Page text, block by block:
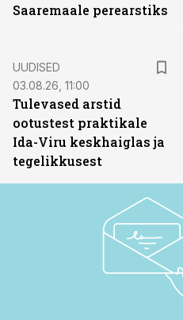
Saaremaale perearstiks
UUDISED
03.08.26, 11:00
Tulevased arstid
ootustest praktikale
Ida-Viru keskhaiglas ja
tegelikkusest